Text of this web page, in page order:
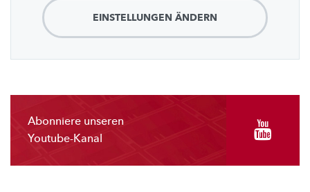
EINSTELLUNGEN ÄNDERN
Abonniere unseren
Youtube-Kanal